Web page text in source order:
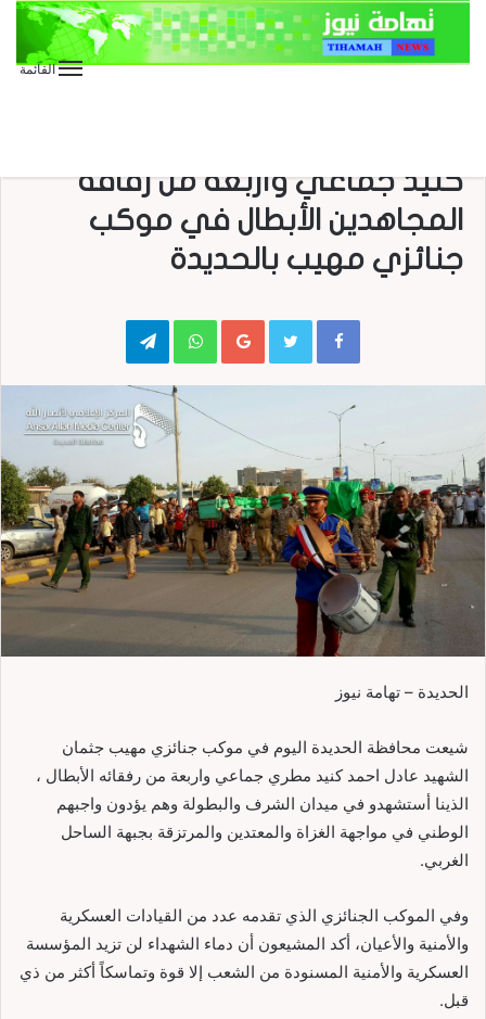
القائمة
كنيد جماعي وأربعة من رفاقه
المجاهدين الأبطال في موكب
جنائزي مهيب بالحديدة
Google+
WhatsApp
Telegram
الحديدة – تهامة نيوز
شيعت محافظة الحديدة اليوم في موكب جنائزي مهيب جثمان
الشهيد عادل احمد كنيد مطري جماعي واربعة من رفقائه الأبطال ،
الذينا أستشهدو في ميدان الشرف والبطولة وهم يؤدون واجبهم
الوطني في مواجهة الغزاة والمعتدين والمرتزقة بجبهة الساحل
الغربي.
وفي الموكب الجنائزي الذي تقدمه عدد من القيادات العسكرية
والأمنية والأعيان، أكد المشيعون أن دماء الشهداء لن تزيد المؤسسة
العسكرية والأمنية المسنودة من الشعب إلا قوة وتماسكاً أكثر من ذي
قبل.